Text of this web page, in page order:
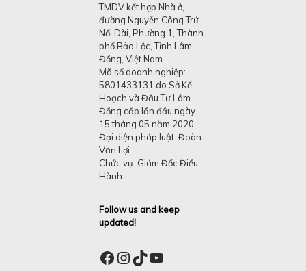
TMDV kết hợp Nhà ở,
đường Nguyễn Công Trứ
Nối Dài, Phường 1, Thành
phố Bảo Lộc, Tỉnh Lâm
Đồng, Việt Nam
Mã số doanh nghiệp:
5801433131 do Sở Kế
Hoạch và Đầu Tư Lâm
Đồng cấp lần đầu ngày
15 tháng 05 năm 2020
Đại diện pháp luật: Đoàn
Văn Lợi
Chức vụ: Giám Đốc Điều
Hành
Follow us and keep
updated!
Facebook
Instagram
TikTok
YouTube